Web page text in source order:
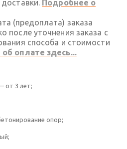
Подробнее о
(предоплата) заказа
после уточнения заказа с
способа и стоимости
оплате здесь...
от 3 лет;
опор;